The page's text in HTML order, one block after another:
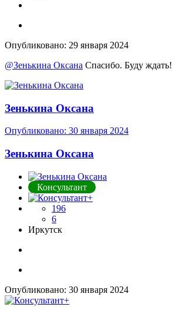
Опубликовано: 29 января 2024
@Зенькина Оксана Спасибо. Буду ждать!
Зенькина Оксана
Опубликовано: 30 января 2024
Зенькина Оксана
Консультант
196
6
Иркутск
Опубликовано: 30 января 2024